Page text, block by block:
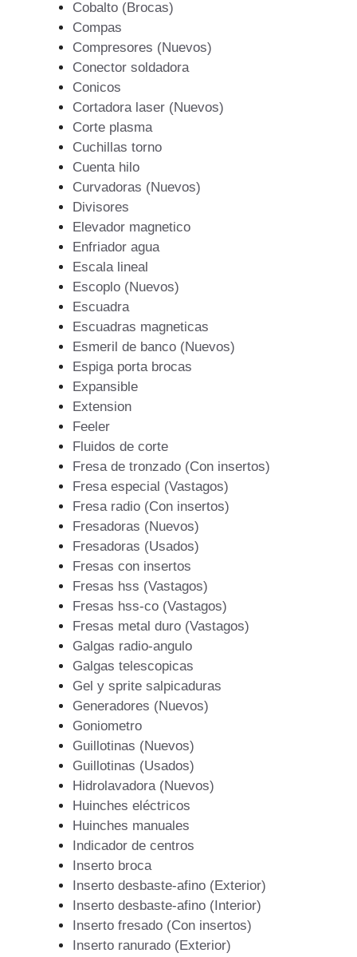
Cobalto (Brocas)
Compas
Compresores (Nuevos)
Conector soldadora
Conicos
Cortadora laser (Nuevos)
Corte plasma
Cuchillas torno
Cuenta hilo
Curvadoras (Nuevos)
Divisores
Elevador magnetico
Enfriador agua
Escala lineal
Escoplo (Nuevos)
Escuadra
Escuadras magneticas
Esmeril de banco (Nuevos)
Espiga porta brocas
Expansible
Extension
Feeler
Fluidos de corte
Fresa de tronzado (Con insertos)
Fresa especial (Vastagos)
Fresa radio (Con insertos)
Fresadoras (Nuevos)
Fresadoras (Usados)
Fresas con insertos
Fresas hss (Vastagos)
Fresas hss-co (Vastagos)
Fresas metal duro (Vastagos)
Galgas radio-angulo
Galgas telescopicas
Gel y sprite salpicaduras
Generadores (Nuevos)
Goniometro
Guillotinas (Nuevos)
Guillotinas (Usados)
Hidrolavadora (Nuevos)
Huinches eléctricos
Huinches manuales
Indicador de centros
Inserto broca
Inserto desbaste-afino (Exterior)
Inserto desbaste-afino (Interior)
Inserto fresado (Con insertos)
Inserto ranurado (Exterior)